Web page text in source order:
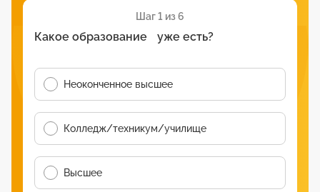
Шаг 1 из 6
Какое образование уже есть?
Неоконченное высшее
Колледж/техникум/училище
Высшее